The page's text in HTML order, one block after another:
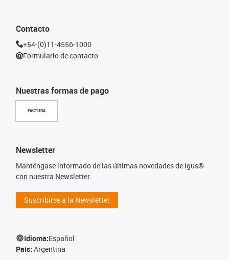
Nuestras formas de pago
FACTURA
Contacto
+54-(0)11-4556-1000
Formulario de contacto
Newsletter
Manténgase informado de las últimas novedades de igus®
con nuestra Newsletter.
Suscribirse a la Newsletter
Idioma:Español
País: Argentina